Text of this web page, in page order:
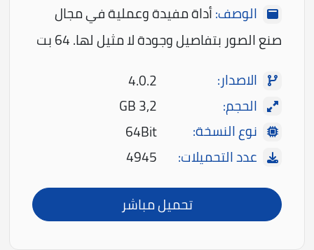
الوصف:أداة مفيدة وعملية في مجال
صنع الصور بتفاصيل وجودة لا مثيل لها. 64 بت
الاصدار:
4.0.2
الحجم:
3,2 GB
نوع النسخة:
64Bit
عدد التحميلات:
4945
تحميل مباشر